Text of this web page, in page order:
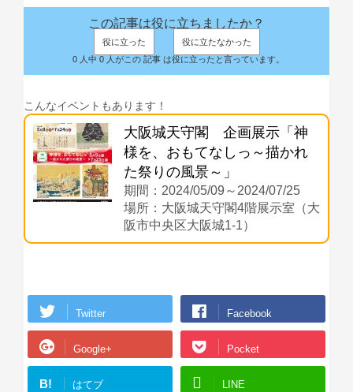
この記事は役に立ちましたか？
役に立った
役に立たなかった
0 人中 0 人がこの 記事 は役に立ったと言っています。
こんなイベントもあります！
大阪城天守閣 企画展示「神
様を、おもてなしっ～描かれ
た祭りの風景～」
期間：2024/05/09～2024/07/25
場所：大阪城天守閣4階展示室（大
阪市中央区大阪城1-1）
Twitter Facebook
Google+ Pocket
B! はてブ LINE